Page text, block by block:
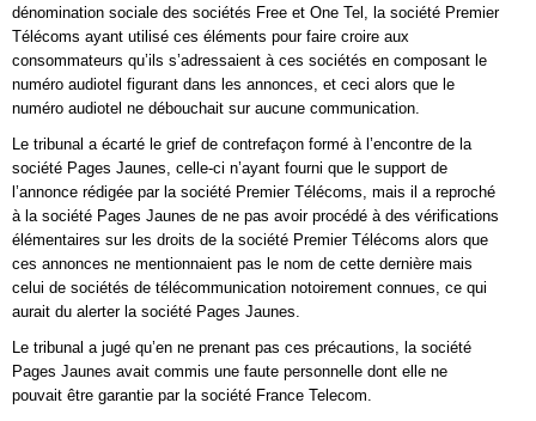
dénomination sociale des sociétés Free et One Tel, la société Premier
Télécoms ayant utilisé ces éléments pour faire croire aux
consommateurs qu’ils s’adressaient à ces sociétés en composant le
numéro audiotel figurant dans les annonces, et ceci alors que le
numéro audiotel ne débouchait sur aucune communication.
Le tribunal a écarté le grief de contrefaçon formé à l’encontre de la
société Pages Jaunes, celle-ci n’ayant fourni que le support de
l’annonce rédigée par la société Premier Télécoms, mais il a reproché
à la société Pages Jaunes de ne pas avoir procédé à des vérifications
élémentaires sur les droits de la société Premier Télécoms alors que
ces annonces ne mentionnaient pas le nom de cette dernière mais
celui de sociétés de télécommunication notoirement connues, ce qui
aurait du alerter la société Pages Jaunes.
Le tribunal a jugé qu’en ne prenant pas ces précautions, la société
Pages Jaunes avait commis une faute personnelle dont elle ne
pouvait être garantie par la société France Telecom.